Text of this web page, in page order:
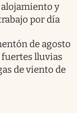
y
por día
de agosto
fuertes lluvias
de viento de